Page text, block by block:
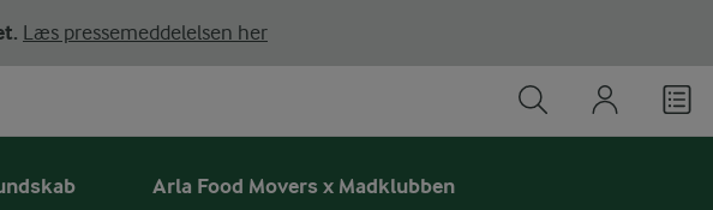
Læs pressemeddelelsen her
Arla Food Movers x Madklubben